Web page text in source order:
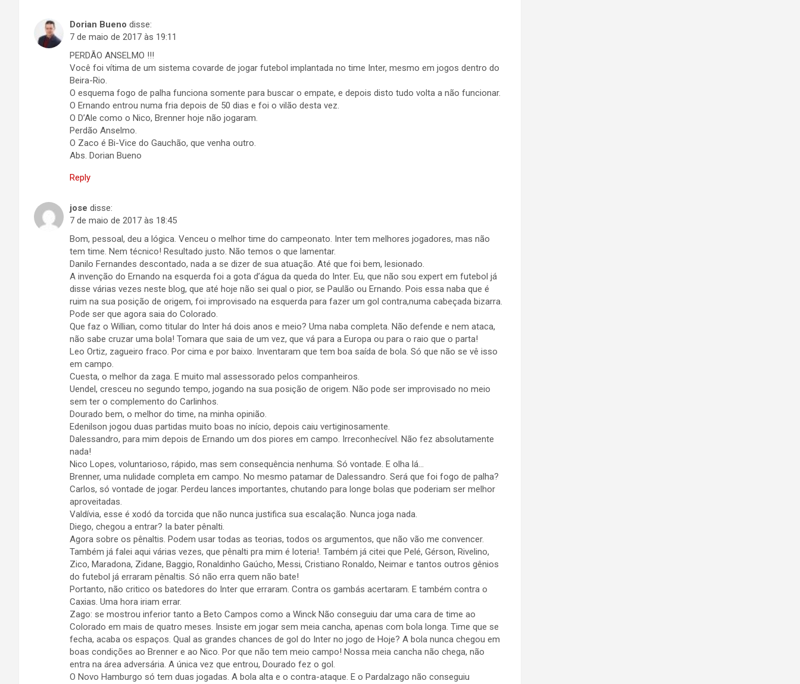
Dorian Bueno disse:
7 de maio de 2017 às 19:11
PERDÃO ANSELMO !!!
Você foi vítima de um sistema covarde de jogar futebol implantada no time Inter, mesmo em jogos dentro do
Beira-Rio.
O esquema fogo de palha funciona somente para buscar o empate, e depois disto tudo volta a não funcionar.
O Ernando entrou numa fria depois de 50 dias e foi o vilão desta vez.
O D’Ale como o Nico, Brenner hoje não jogaram.
Perdão Anselmo.
O Zaco é Bi-Vice do Gauchão, que venha outro.
Abs. Dorian Bueno
Reply
jose disse:
7 de maio de 2017 às 18:45
Bom, pessoal, deu a lógica. Venceu o melhor time do campeonato. Inter tem melhores jogadores, mas não
tem time. Nem técnico! Resultado justo. Não temos o que lamentar.
Danilo Fernandes descontado, nada a se dizer de sua atuação. Até que foi bem, lesionado.
A invenção do Ernando na esquerda foi a gota d’água da queda do Inter. Eu, que não sou expert em futebol já
disse várias vezes neste blog, que até hoje não sei qual o pior, se Paulão ou Ernando. Pois essa naba que é
ruim na sua posição de origem, foi improvisado na esquerda para fazer um gol contra,numa cabeçada bizarra.
Pode ser que agora saia do Colorado.
Que faz o Willian, como titular do Inter há dois anos e meio? Uma naba completa. Não defende e nem ataca,
não sabe cruzar uma bola! Tomara que saia de um vez, que vá para a Europa ou para o raio que o parta!
Leo Ortiz, zagueiro fraco. Por cima e por baixo. Inventaram que tem boa saída de bola. Só que não se vê isso
em campo.
Cuesta, o melhor da zaga. E muito mal assessorado pelos companheiros.
Uendel, cresceu no segundo tempo, jogando na sua posição de origem. Não pode ser improvisado no meio
sem ter o complemento do Carlinhos.
Dourado bem, o melhor do time, na minha opinião.
Edenilson jogou duas partidas muito boas no início, depois caiu vertiginosamente.
Dalessandro, para mim depois de Ernando um dos piores em campo. Irreconhecível. Não fez absolutamente
nada!
Nico Lopes, voluntarioso, rápido, mas sem consequência nenhuma. Só vontade. E olha lá…
Brenner, uma nulidade completa em campo. No mesmo patamar de Dalessandro. Será que foi fogo de palha?
Carlos, só vontade de jogar. Perdeu lances importantes, chutando para longe bolas que poderiam ser melhor
aproveitadas.
Valdívia, esse é xodó da torcida que não nunca justifica sua escalação. Nunca joga nada.
Diego, chegou a entrar? Ia bater pênalti.
Agora sobre os pênaltis. Podem usar todas as teorias, todos os argumentos, que não vão me convencer.
Também já falei aqui várias vezes, que pênalti pra mim é loteria!. Também já citei que Pelé, Gérson, Rivelino,
Zico, Maradona, Zidane, Baggio, Ronaldinho Gaúcho, Messi, Cristiano Ronaldo, Neimar e tantos outros gênios
do futebol já erraram pênaltis. Só não erra quem não bate!
Portanto, não critico os batedores do Inter que erraram. Contra os gambás acertaram. E também contra o
Caxias. Uma hora iriam errar.
Zago: se mostrou inferior tanto a Beto Campos como a Winck Não conseguiu dar uma cara de time ao
Colorado em mais de quatro meses. Insiste em jogar sem meia cancha, apenas com bola longa. Time que se
fecha, acaba os espaços. Qual as grandes chances de gol do Inter no jogo de Hoje? A bola nunca chegou em
boas condições ao Brenner e ao Nico. Por que não tem meio campo! Nossa meia cancha não chega, não
entra na área adversária. A única vez que entrou, Dourado fez o gol.
O Novo Hamburgo só tem duas jogadas. A bola alta e o contra-ataque. E o Pardalzago não conseguiu